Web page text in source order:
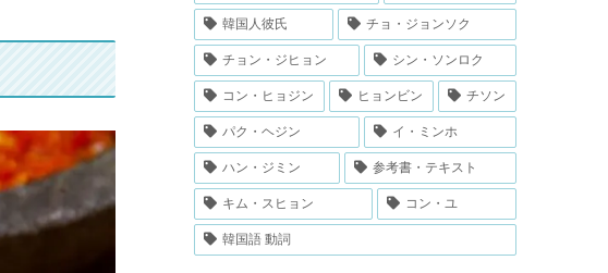
韓国人彼氏 チョ・ジョンソク
チョン・ジヒョン シン・ソンロク
コン・ヒョジン ヒョンビン チソン
パク・ヘジン イ・ミンホ
ハン・ジミン 参考書・テキスト
キム・スヒョン コン・ユ
韓国語 動詞